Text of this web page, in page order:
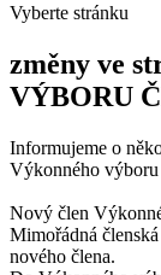
Vyberte stránku
změny ve
VÝBORU
Informujeme o
Výkonného výboru
Nový člen
Mimořádná
nového člena.